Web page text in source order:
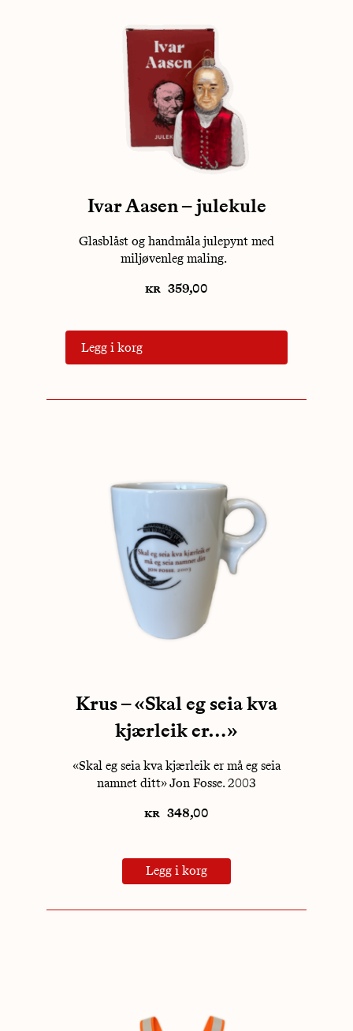
Ivar Aasen – julekule
Glasblåst og handmåla julepynt med
miljøvenleg maling.
kr 359,00
Legg i korg
Krus – «Skal eg seia kva
kjærleik er…»
«Skal eg seia kva kjærleik er må eg seia
namnet ditt» Jon Fosse. 2003
kr 348,00
Legg i korg